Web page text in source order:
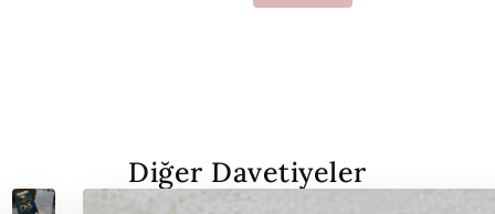
Diğer Davetiyeler